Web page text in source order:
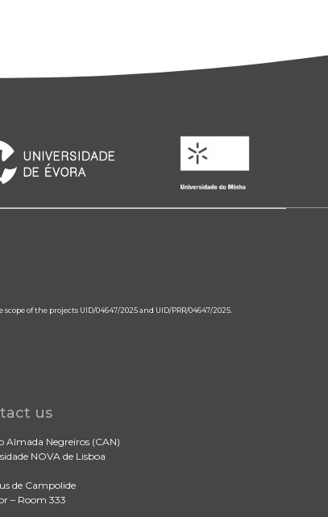
of the projects UID/04647/2025 and UID/PRR/04647/2025.
us
Almada Negreiros (CAN)
NOVA de Lisboa
de Campolide
– Room 333